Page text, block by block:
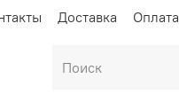
Доставка Оплата